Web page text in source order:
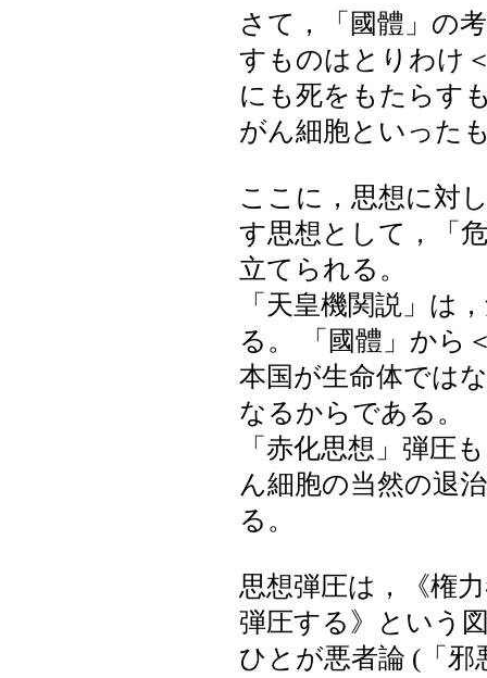
さて，「國體」の
すものはとりわけ
にも死をもたらす
がん細胞といった
ここに，思想に対
す思想として，「
立てられる。
「天皇機関説」は
る。 「國體」から
本国が生命体では
なるからである。
「赤化思想」弾圧
ん細胞の当然の退
る。
思想弾圧は，《権
弾圧する》という
ひとが悪者論 (「邪